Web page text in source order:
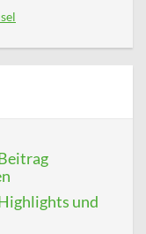
und